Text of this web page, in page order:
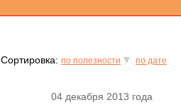
Сортировка: по полезности по дате
04 декабря 2013 года